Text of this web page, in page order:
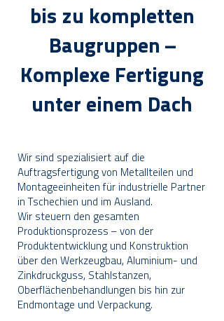
bis zu kompletten
Baugruppen –
Komplexe Fertigung
unter einem Dach
Wir sind spezialisiert auf die
Auftragsfertigung von Metallteilen und
Montageeinheiten für industrielle Partner
in Tschechien und im Ausland.
Wir steuern den gesamten
Produktionsprozess – von der
Produktentwicklung und Konstruktion
über den Werkzeugbau, Aluminium- und
Zinkdruckguss, Stahlstanzen,
Oberflächenbehandlungen bis hin zur
Endmontage und Verpackung.